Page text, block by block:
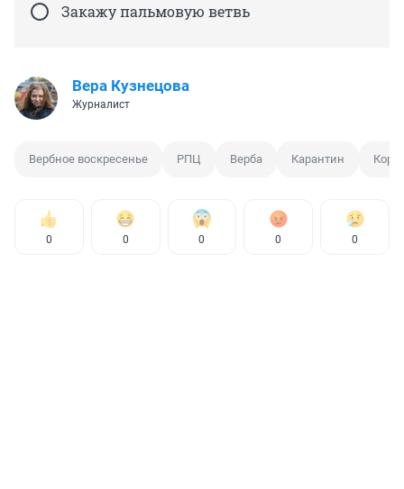
Закажу пальмовую ветвь
Вера Кузнецова
Журналист
Вербное воскресенье РПЦ Верба Карантин
0 0 0 0 0